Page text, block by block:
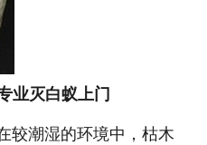
业灭白蚁上门
潮湿的环境中，枯木